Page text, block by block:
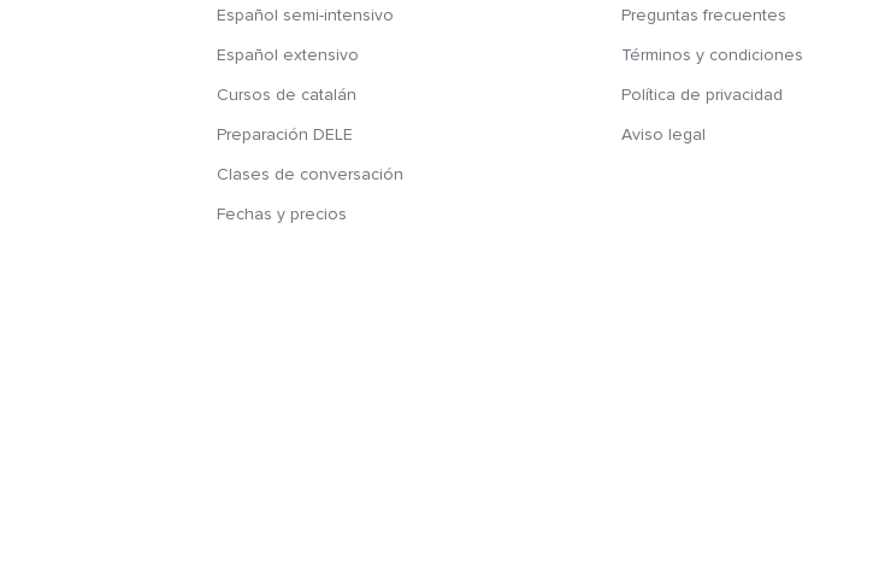
Español semi-intensivo
Español extensivo
Cursos de catalán
Preparación DELE
Clases de conversación
Fechas y precios
Preguntas frecuentes
Términos y condiciones
Política de privacidad
Aviso legal